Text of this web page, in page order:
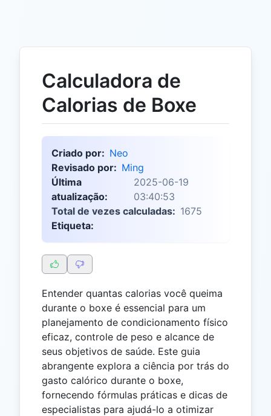
Calculadora de
Calorias de Boxe
Criado por: Neo
Revisado por: Ming
Última
atualização:
2025-06-19
03:40:53
Total de vezes calculadas: 1675
Etiqueta:
Entender quantas calorias você queima
durante o boxe é essencial para um
planejamento de condicionamento físico
eficaz, controle de peso e alcance de
seus objetivos de saúde. Este guia
abrangente explora a ciência por trás do
gasto calórico durante o boxe,
fornecendo fórmulas práticas e dicas de
especialistas para ajudá-lo a otimizar